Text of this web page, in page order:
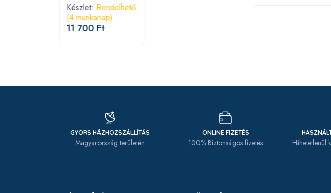
kereső; táskában
Készlet: Rendelhető
(4 munkanap)
11 700 Ft
GYORS HÁZHOZSZÁLLÍTÁS
Magyarország területén
ONLINE FIZETÉS
100% Biztonságos fizetés Hihetetlenül